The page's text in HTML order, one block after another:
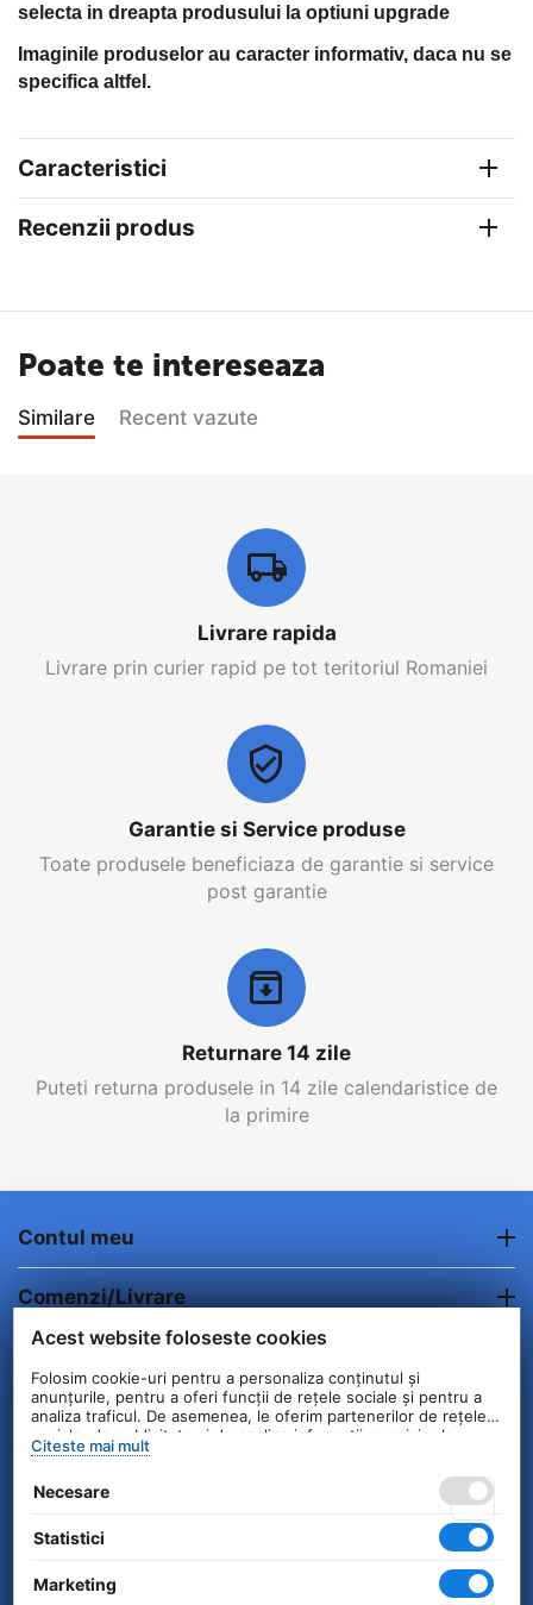
selecta in dreapta produsului la optiuni upgrade
Imaginile produselor au caracter informativ, daca nu se
specifica altfel.
Caracteristici
Recenzii produs
Poate te intereseaza
Similare Recent vazute
Livrare rapida
Livrare prin curier rapid pe tot teritoriul Romaniei
Garantie si Service produse
Toate produsele beneficiaza de garantie si service
post garantie
Returnare 14 zile
Puteti returna produsele in 14 zile calendaristice de
la primire
Contul meu
Comenzi/Livrare
Contact
© 2004 - 2026 Unick International. Instalat si
Configurat —
Acest website foloseste cookies
Folosim cookie-uri pentru a personaliza conținutul și
anunțurile, pentru a oferi funcții de rețele sociale și pentru a
analiza traficul. De asemenea, le oferim partenerilor de rețele
sociale, de publicitate și de analize informații cu privire la
modul în care folosiți site-ul nostru. Aceștia le pot combina cu
serviciilor lor.
Citeste mai mult
Necesare
Statistici
Marketing